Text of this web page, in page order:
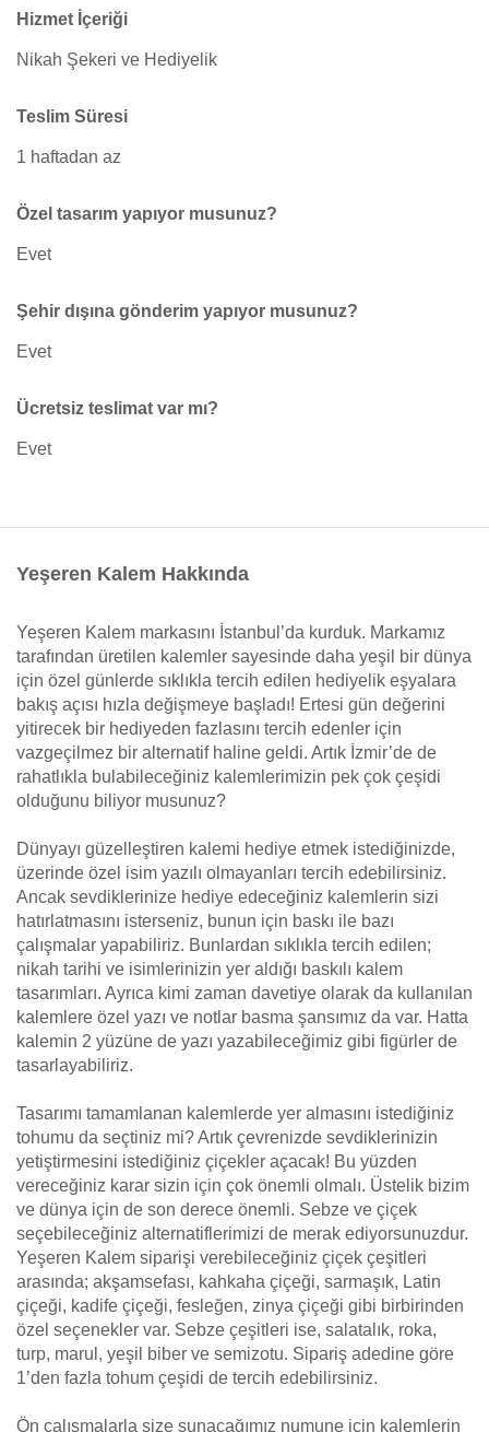
Hizmet İçeriği
Nikah Şekeri ve Hediyelik
Teslim Süresi
1 haftadan az
Özel tasarım yapıyor musunuz?
Evet
Şehir dışına gönderim yapıyor musunuz?
Evet
Ücretsiz teslimat var mı?
Evet
Yeşeren Kalem Hakkında
Yeşeren Kalem markasını İstanbul’da kurduk. Markamız
tarafından üretilen kalemler sayesinde daha yeşil bir dünya
için özel günlerde sıklıkla tercih edilen hediyelik eşyalara
bakış açısı hızla değişmeye başladı! Ertesi gün değerini
yitirecek bir hediyeden fazlasını tercih edenler için
vazgeçilmez bir alternatif haline geldi. Artık İzmir’de de
rahatlıkla bulabileceğiniz kalemlerimizin pek çok çeşidi
olduğunu biliyor musunuz?
Dünyayı güzelleştiren kalemi hediye etmek istediğinizde,
üzerinde özel isim yazılı olmayanları tercih edebilirsiniz.
Ancak sevdiklerinize hediye edeceğiniz kalemlerin sizi
hatırlatmasını isterseniz, bunun için baskı ile bazı
çalışmalar yapabiliriz. Bunlardan sıklıkla tercih edilen;
nikah tarihi ve isimlerinizin yer aldığı baskılı kalem
tasarımları. Ayrıca kimi zaman davetiye olarak da kullanılan
kalemlere özel yazı ve notlar basma şansımız da var. Hatta
kalemin 2 yüzüne de yazı yazabileceğimiz gibi figürler de
tasarlayabiliriz.
Tasarımı tamamlanan kalemlerde yer almasını istediğiniz
tohumu da seçtiniz mi? Artık çevrenizde sevdiklerinizin
yetiştirmesini istediğiniz çiçekler açacak! Bu yüzden
vereceğiniz karar sizin için çok önemli olmalı. Üstelik bizim
ve dünya için de son derece önemli. Sebze ve çiçek
seçebileceğiniz alternatiflerimizi de merak ediyorsunuzdur.
Yeşeren Kalem siparişi verebileceğiniz çiçek çeşitleri
arasında; akşamsefası, kahkaha çiçeği, sarmaşık, Latin
çiçeği, kadife çiçeği, fesleğen, zinya çiçeği gibi birbirinden
özel seçenekler var. Sebze çeşitleri ise, salatalık, roka,
turp, marul, yeşil biber ve semizotu. Sipariş adedine göre
1’den fazla tohum çeşidi de tercih edebilirsiniz.
Ön çalışmalarla size sunacağımız numune için kalemlerin